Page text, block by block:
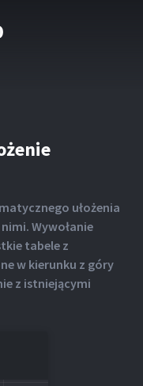
ułożenia
Wywołanie
tabele z
w kierunku z góry
z istniejącymi